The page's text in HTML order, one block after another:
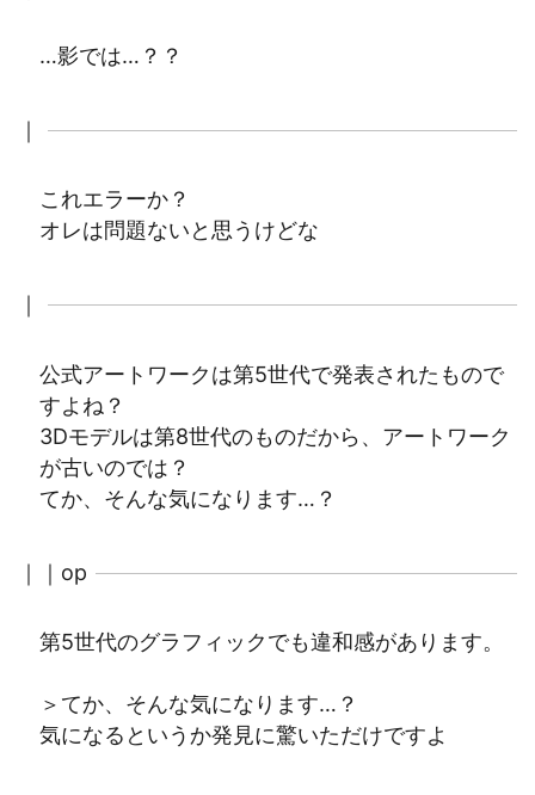
…影では…？？
｜
これエラーか？
オレは問題ないと思うけどな
｜
公式アートワークは第5世代で発表されたもので
すよね？
3Dモデルは第8世代のものだから、アートワーク
が古いのでは？
てか、そんな気になります…？
｜｜op
第5世代のグラフィックでも違和感があります。
＞てか、そんな気になります…？
気になるというか発見に驚いただけですよ